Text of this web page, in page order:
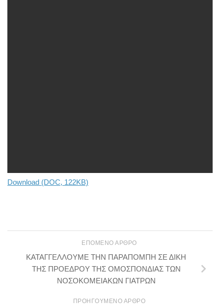
Download (DOC, 122KB)
ΕΠΌΜΕΝΟ ΆΡΘΡΟ
ΚΑΤΑΓΓΕΛΛΟΥΜΕ ΤΗΝ ΠΑΡΑΠΟΜΠΗ ΣΕ ΔΙΚΗ
ΤΗΣ ΠΡΟΕΔΡΟΥ ΤΗΣ ΟΜΟΣΠΟΝΔΙΑΣ ΤΩΝ
ΝΟΣΟΚΟΜΕΙΑΚΩΝ ΓΙΑΤΡΩΝ
ΠΡΟΗΓΟΎΜΕΝΟ ΆΡΘΡΟ